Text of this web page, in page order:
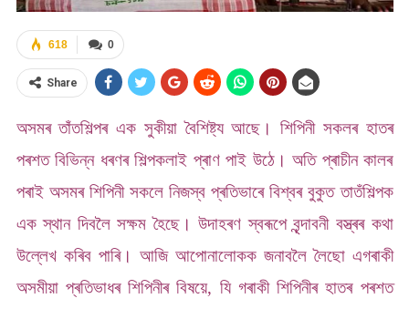
0
618
Share
অসমৰ তাঁতশিল্পৰ এক সুকীয়া বৈশিষ্ট্য আছে। শিপিনী সকলৰ হাতৰ
পৰশত বিভিন্ন ধৰণৰ শিল্পকলাই প্ৰাণ পাই উঠে। অতি প্ৰাচীন কালৰ
পৰাই অসমৰ শিপিনী সকলে নিজস্ব প্ৰতিভাৰে বিশ্বৰ বুকুত তাতঁশিল্পক
এক স্থান দিবলৈ সক্ষম হৈছে। উদাহৰণ স্বৰূপে বৃন্দাবনী বস্ত্ৰৰ কথা
উল্লেখ কৰিব পাৰি। আজি আপোনালোকক জনাবলৈ লৈছো এগৰাকী
অসমীয়া প্ৰতিভাধৰ শিপিনীৰ বিষয়ে, যি গৰাকী শিপিনীৰ হাতৰ পৰশত